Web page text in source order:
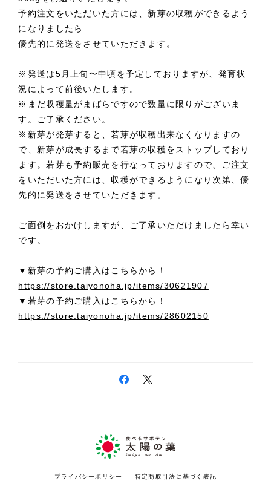
予約注文をいただいた方には、新芽の収穫ができるよう
になりましたら
優先的に発送をさせていただきます。
※発送は5月上旬〜中頃を予定しておりますが、発育状
況によって前後いたします。
※まだ収穫量がまばらですので数量に限りがございま
す。ご了承ください。
※新芽が発芽すると、若芽が収穫出来なくなりますの
で、新芽が成長するまで若芽の収穫をストップしており
ます。若芽も予約販売を行なっておりますので、ご注文
をいただいた方には、収穫ができるようになり次第、優
先的に発送をさせていただきます。
ご面倒をおかけしますが、ご了承いただけましたら幸い
です。
▼新芽の予約ご購入はこちらから！
https://store.taiyonoha.jp/items/30621907
▼若芽の予約ご購入はこちらから！
https://store.taiyonoha.jp/items/28602150
プライバシーポリシー 特定商取引法に基づく表記